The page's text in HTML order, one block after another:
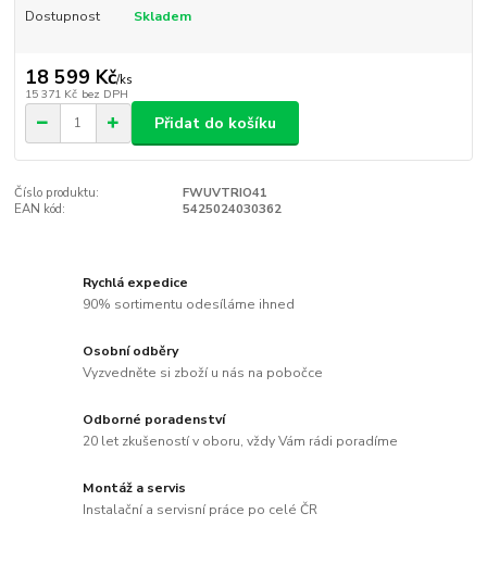
Dostupnost Skladem
18 599 Kč/ks
15 371 Kč bez DPH
Přidat do košíku
Číslo produktu:
FWUVTRIO41
EAN kód:
5425024030362
Rychlá expedice
90% sortimentu odesíláme ihned
Osobní odběry
Vyzvedněte si zboží u nás na pobočce
Odborné poradenství
20 let zkušeností v oboru, vždy Vám rádi poradíme
Montáž a servis
Instalační a servisní práce po celé ČR